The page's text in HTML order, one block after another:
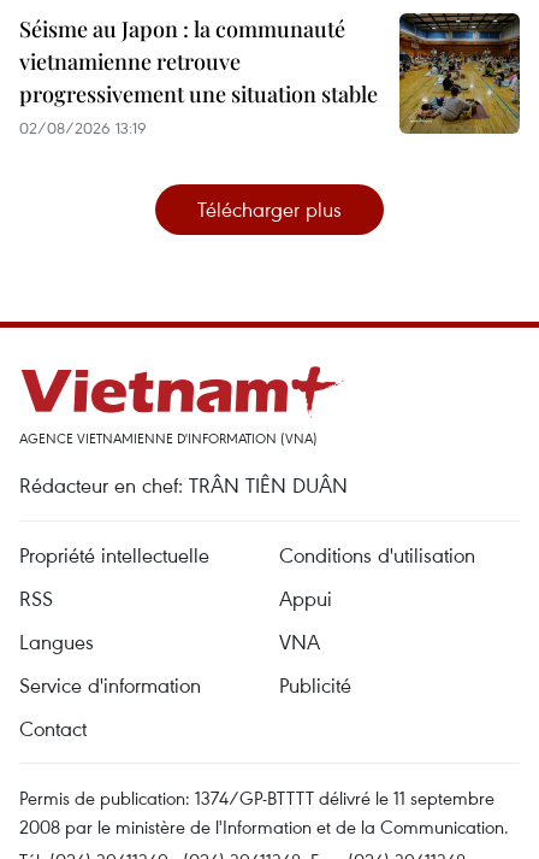
Séisme au Japon : la communauté
vietnamienne retrouve
progressivement une situation stable
02/08/2026 13:19
Télécharger plus
AGENCE VIETNAMIENNE D'INFORMATION (VNA)
Rédacteur en chef: TRÂN TIÊN DUÂN
Propriété intellectuelle
Conditions d'utilisation
RSS
Appui
Langues
VNA
Service d'information
Publicité
Contact
Permis de publication: 1374/GP-BTTTT délivré le 11 septembre
2008 par le ministère de l'Information et de la Communication.